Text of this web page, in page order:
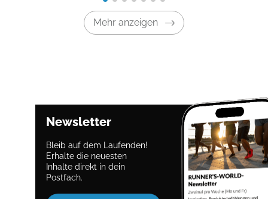
Mehr anzeigen
Newsletter
Bleib auf dem Laufenden!
Erhalte die neuesten
Inhalte direkt in dein
Postfach.